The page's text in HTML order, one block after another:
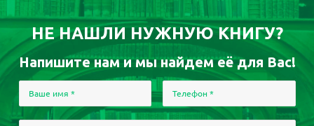
НЕ НАШЛИ НУЖНУЮ КНИГУ?
Напишите нам и мы найдем её для Вас!
Ваше имя * Телефон *